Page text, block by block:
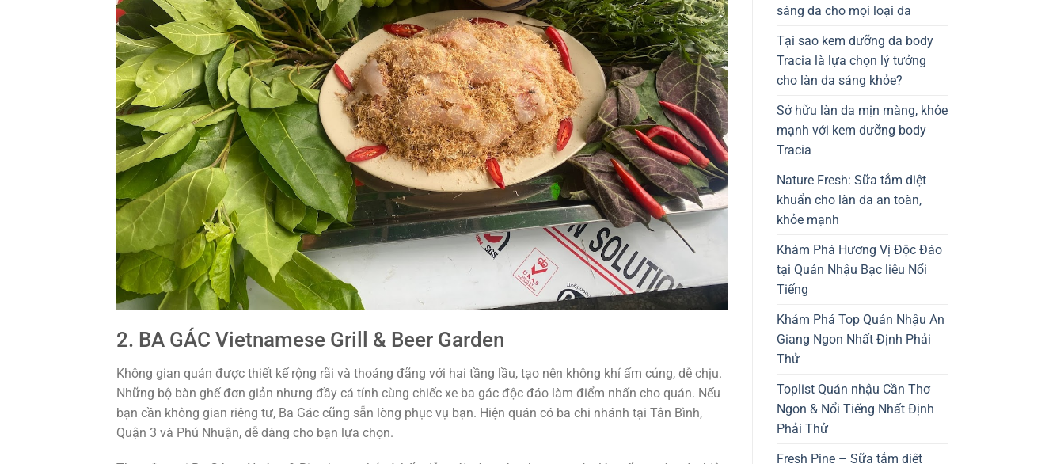
2. BA GÁC Vietnamese Grill & Beer Garden
Không gian quán được thiết kế rộng rãi và thoáng đãng với hai tầng lầu, tạo nên không khí ấm cúng, dễ chịu.
Những bộ bàn ghế đơn giản nhưng đầy cá tính cùng chiếc xe ba gác độc đáo làm điểm nhấn cho quán. Nếu
bạn cần không gian riêng tư, Ba Gác cũng sẵn lòng phục vụ bạn. Hiện quán có ba chi nhánh tại Tân Bình,
Quận 3 và Phú Nhuận, dễ dàng cho bạn lựa chọn.
sáng da cho mọi loại da
Tại sao kem dưỡng da body
Tracia là lựa chọn lý tưởng
cho làn da sáng khỏe?
Sở hữu làn da mịn màng, khỏe
mạnh với kem dưỡng body
Tracia
Nature Fresh: Sữa tắm diệt
khuẩn cho làn da an toàn,
khỏe mạnh
Khám Phá Hương Vị Độc Đáo
tại Quán Nhậu Bạc liêu Nổi
Tiếng
Khám Phá Top Quán Nhậu An
Giang Ngon Nhất Định Phải
Thử
Toplist Quán nhậu Cần Thơ
Ngon & Nổi Tiếng Nhất Định
Phải Thử
Fresh Pine – Sữa tắm diệt